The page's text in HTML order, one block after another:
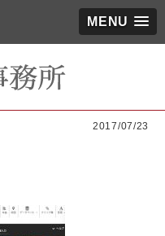
MENU
2017/07/23